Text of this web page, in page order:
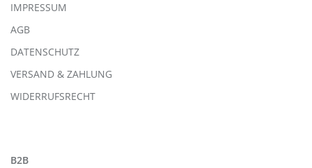
IMPRESSUM
AGB
DATENSCHUTZ
VERSAND & ZAHLUNG
WIDERRUFSRECHT
B2B